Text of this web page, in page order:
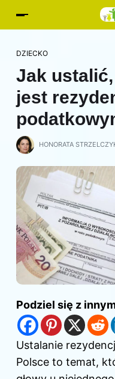
DZIECKO
Jak
jest
HONORATA
Podziel się z
Ustalanie
Polsce to temat,